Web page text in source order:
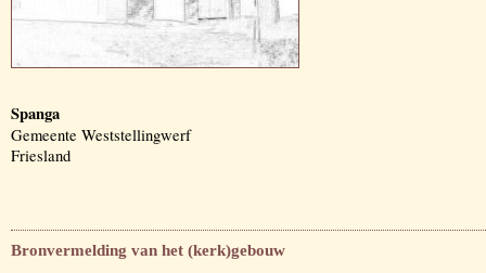
Spanga
Gemeente Weststellingwerf
Friesland
Bronvermelding van het (kerk)gebouw